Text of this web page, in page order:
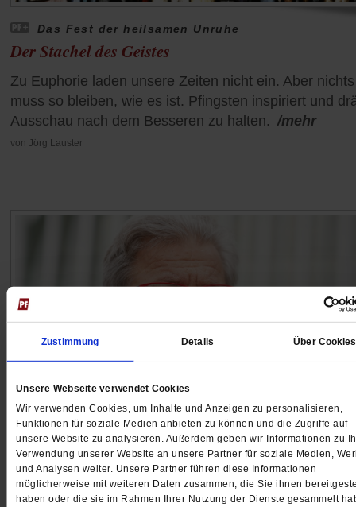
Zustimmung Details Über Cookies
Unsere Webseite verwendet Cookies
Wir verwenden Cookies, um Inhalte und Anzeigen zu personalisieren,
Funktionen für soziale Medien anbieten zu können und die Zugriffe auf
unsere Website zu analysieren. Außerdem geben wir Informationen zu
Verwendung unserer Website an unsere Partner für soziale Medien,
und Analysen weiter. Unsere Partner führen diese Informationen
möglicherweise mit weiteren Daten zusammen, die Sie ihnen
haben oder die sie im Rahmen Ihrer Nutzung der Dienste gesammelt
Das Fest der heilsamen Unruhe
Der Stachel des Geistes
Zu Euphorie laden unsere Zeiten nicht ein. Aber nichts
muss so bleiben, wie es ist. Pfingsten inspiriert und
Ausschau nach dem Besseren zu halten. /mehr
von Jörg Lauster
80. Geburtstag von Daniel Libeskind
Der Architekt der Hoffnung
Daniel Libeskind wurde 1946 in Polen geboren. Er
zu den bekanntesten Architekten der Gegenwart. Mit